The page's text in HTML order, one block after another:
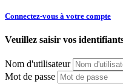
Connectez-vous à votre compte
Veuillez saisir vos
Nom d'utilisateur
Mot de passe